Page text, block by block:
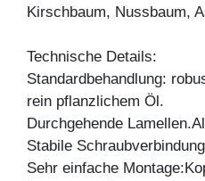
Kirschbaum, Nussbaum,
Technische Details:
Standardbehandlung:
rein pflanzlichem Öl.
Durchgehende
Stabile
Sehr einfache